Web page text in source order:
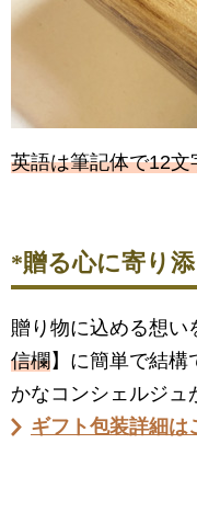
英語は筆記体で12
*贈る心に寄り
贈り物に込める想い
信欄】に簡単で結構
かなコンシェルジュ
ギフト包装詳細は